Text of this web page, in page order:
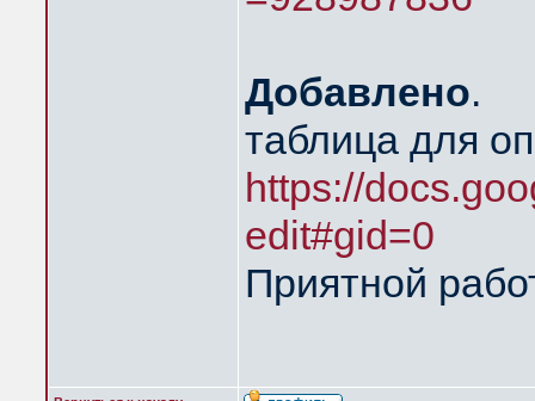
Добавлено.
таблица для
https://
edit#gid=0
Приятной